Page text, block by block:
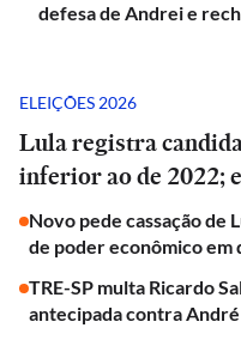
defesa de Andrei e
ELEIÇÕES 2026
Lula registra
inferior ao de 2022;
Novo pede cassação de
de poder econômico em
TRE-SP multa Ricardo
antecipada contra